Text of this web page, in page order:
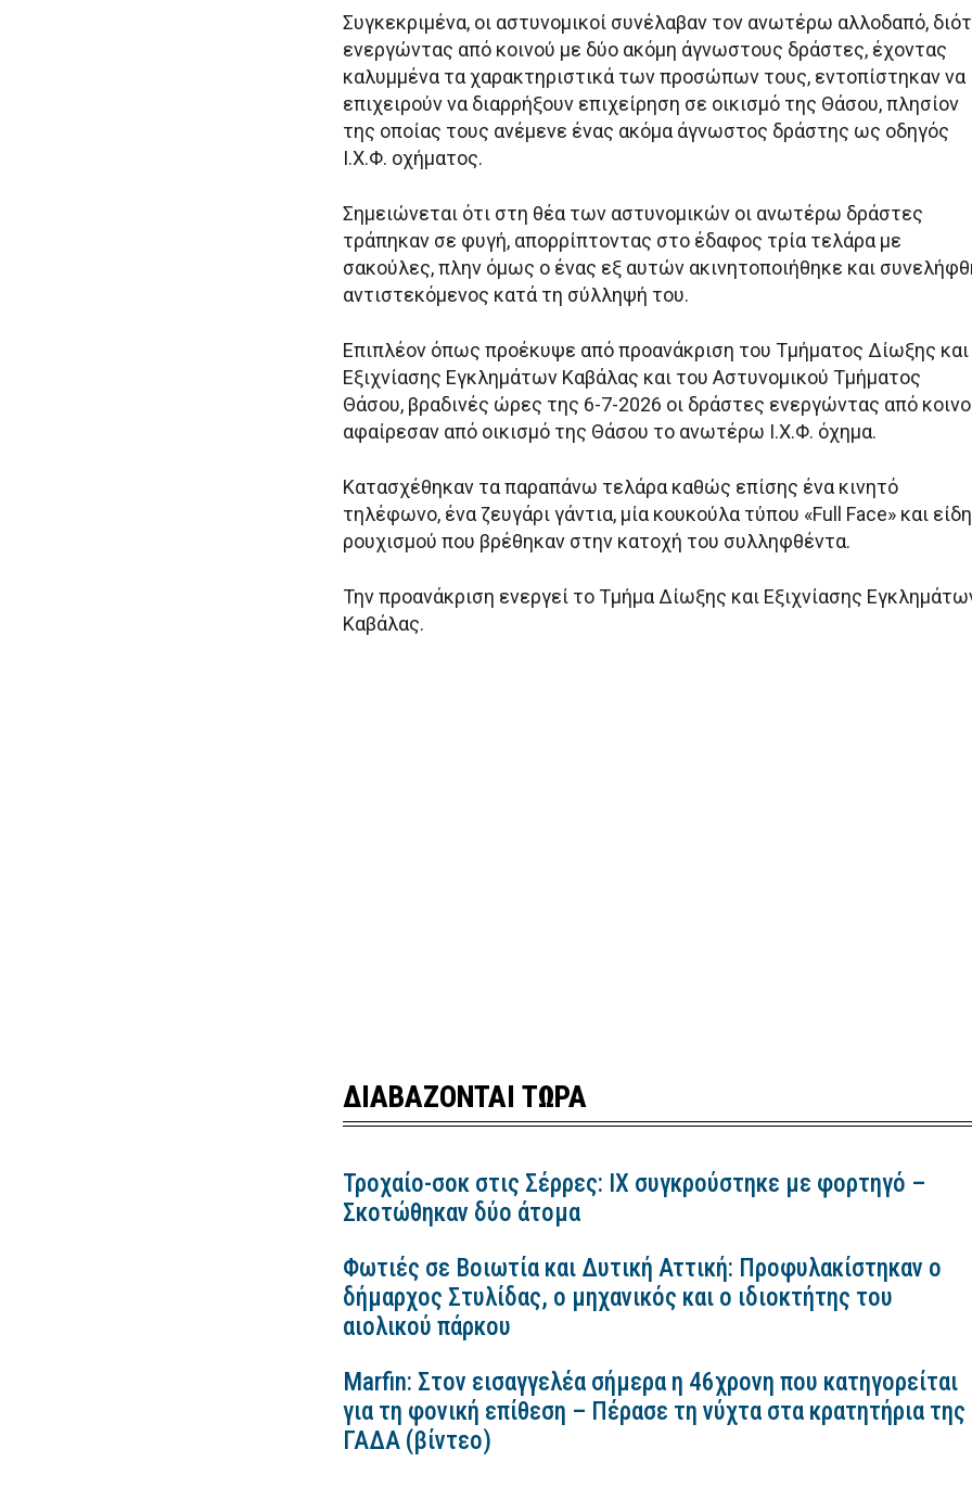
Συγκεκριμένα, οι αστυνομικοί συνέλαβαν τον ανωτέρω αλλοδαπό,
ενεργώντας από κοινού με δύο ακόμη άγνωστους δράστες, έχοντας
καλυμμένα τα χαρακτηριστικά των προσώπων τους, εντοπίστηκαν να
επιχειρούν να διαρρήξουν επιχείρηση σε οικισμό της Θάσου, πλησίον
της οποίας τους ανέμενε ένας ακόμα άγνωστος δράστης ως οδηγός
Ι.Χ.Φ. οχήματος.
Σημειώνεται ότι στη θέα των αστυνομικών οι ανωτέρω δράστες
τράπηκαν σε φυγή, απορρίπτοντας στο έδαφος τρία τελάρα με
σακούλες, πλην όμως ο ένας εξ αυτών ακινητοποιήθηκε και
αντιστεκόμενος κατά τη σύλληψή του.
Επιπλέον όπως προέκυψε από προανάκριση του Τμήματος Δίωξης και
Εξιχνίασης Εγκλημάτων Καβάλας και του Αστυνομικού Τμήματος
Θάσου, βραδινές ώρες της 6-7-2026 οι δράστες ενεργώντας από
αφαίρεσαν από οικισμό της Θάσου το ανωτέρω Ι.Χ.Φ. όχημα.
Κατασχέθηκαν τα παραπάνω τελάρα καθώς επίσης ένα κινητό
τηλέφωνο, ένα ζευγάρι γάντια, μία κουκούλα τύπου «Full Face» και είδη
ρουχισμού που βρέθηκαν στην κατοχή του συλληφθέντα.
Την προανάκριση ενεργεί το Τμήμα Δίωξης και Εξιχνίασης
Καβάλας.
ΔΙΑΒΑΖΟΝΤΑΙ ΤΩΡΑ
Τροχαίο-σοκ στις Σέρρες: ΙΧ συγκρούστηκε με φορτηγό –
Σκοτώθηκαν δύο άτομα
Φωτιές σε Βοιωτία και Δυτική Αττική: Προφυλακίστηκαν ο
δήμαρχος Στυλίδας, ο μηχανικός και ο ιδιοκτήτης του
αιολικού πάρκου
Marfin: Στον εισαγγελέα σήμερα η 46χρονη που κατηγορείται
για τη φονική επίθεση – Πέρασε τη νύχτα στα κρατητήρια της
ΓΑΔΑ (βίντεο)